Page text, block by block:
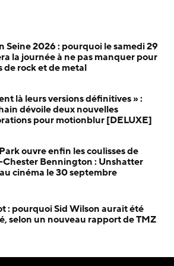
Seine 2026 : pourquoi le samedi 29
la journée à ne pas manquer pour
de rock et de metal
là leurs versions définitives » :
dévoile deux nouvelles
pour motionblur [DELUXE]
ouvre enfin les coulisses de
Chester Bennington : Unshatter
cinéma le 30 septembre
: pourquoi Sid Wilson aurait été
selon un nouveau rapport de TMZ